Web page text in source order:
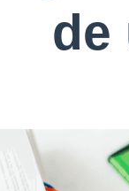
de